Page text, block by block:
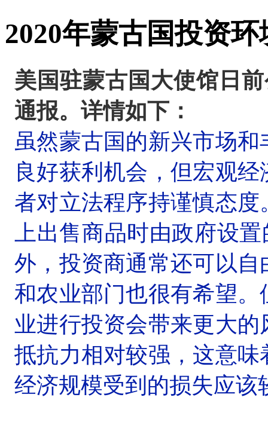
2020年蒙古国投资环
美国驻蒙古国大使馆日
通报。详情如下：
虽然蒙古国的新兴市场
良好获利机会，但宏观
者对立法程序持谨慎态
上出售商品时由政府设
外，投资商通常还可以
和农业部门也很有希望
业进行投资会带来更大
抵抗力相对较强，这意
经济规模受到的损失应该